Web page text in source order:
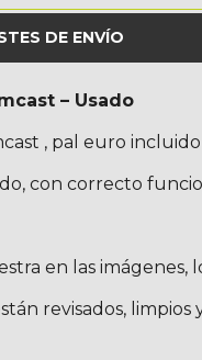
DE ENVÍO
– Usado
, pal euro incluido
con correcto
en las imágenes,
revisados,